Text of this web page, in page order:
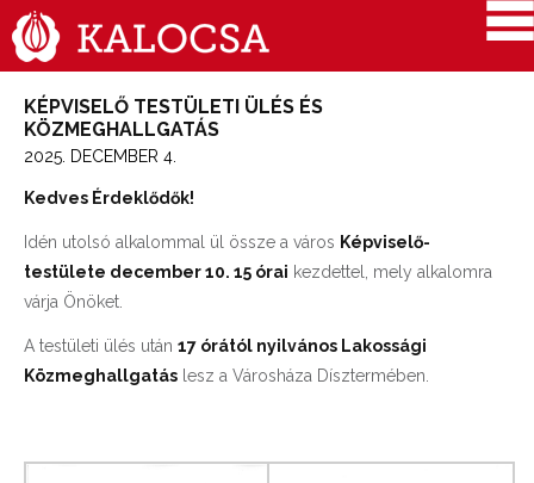
KÉPVISELŐ TESTÜLETI ÜLÉS ÉS
KÖZMEGHALLGATÁS
2025. DECEMBER 4.
Kedves Érdeklődők!
Idén utolsó alkalommal ül össze a város Képviselő-
testülete december 10. 15 órai kezdettel, mely alkalomra
várja Önöket.
A testületi ülés után 17 órától nyilvános Lakossági
Közmeghallgatás lesz a Városháza Dísztermében.